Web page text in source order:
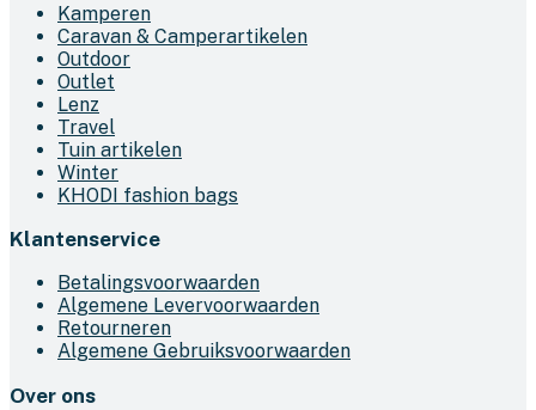
Kamperen
Caravan & Camperartikelen
Outdoor
Outlet
Lenz
Travel
Tuin artikelen
Winter
KHODI fashion bags
Klantenservice
Betalingsvoorwaarden
Algemene Levervoorwaarden
Retourneren
Algemene Gebruiksvoorwaarden
Over ons